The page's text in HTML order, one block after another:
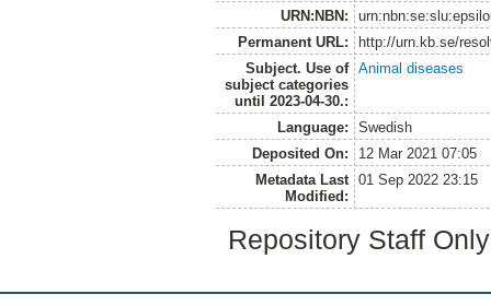
URN:NBN:
Permanent URL:
http://urn.kb.se/
Subject. Use of
subject categories
until 2023-04-30.:
Animal diseases
Language:
Swedish
Deposited On:
12 Mar 2021 07:05
Metadata Last
Modified:
01 Sep 2022 23:15
Repository Staff